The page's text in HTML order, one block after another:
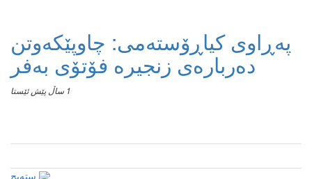
پەڕاوی کیاڕۆستەمی: چاوپێکەوتن
دەربارەی زنجیرە فۆتۆی بەفر
1 ساڵ پێش ئێستا